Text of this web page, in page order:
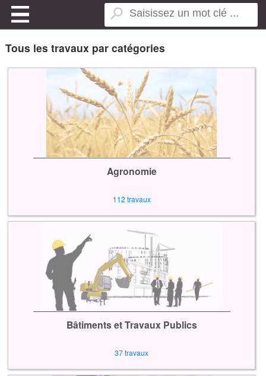
Tous les travaux par catégories
Agronomie
112 travaux
Bâtiments et Travaux Publics
37 travaux